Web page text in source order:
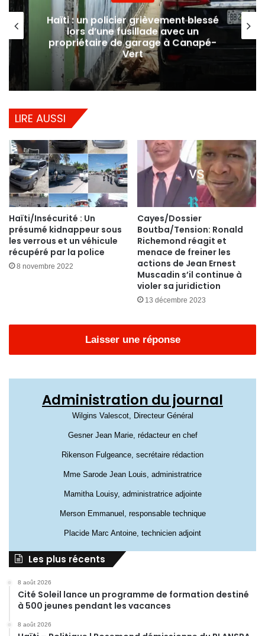
Haïti : un policier grièvement blessé
lors d’une fusillade avec un
propriétaire de garage à Canapé-
Vert
LIRE AUSSI
Haïti/Insécurité : Un
présumé kidnappeur sous
les verrous et un véhicule
récupéré par la police
8 novembre 2022
Cayes/Dossier
Boutba/Tension: Ronald
Richemond réagit et
menace de freiner les
actions de Jean Ernest
Muscadin s’il continue à
violer sa juridiction
13 décembre 2023
Laisser une réponse
Administration du journal
Wilgins Valescot, Directeur Général
Gesner Jean Marie, rédacteur en chef
Rikenson Fulgeance, secrétaire rédaction
Mme Sarode Jean Louis, administratrice
Mamitha Louisy, administratrice adjointe
Merson Emmanuel, responsable technique
Placide Marc Antoine, technicien adjoint
Les plus récents
8 août 2026
Cité Soleil lance un programme de formation destiné
à 500 jeunes pendant les vacances
8 août 2026